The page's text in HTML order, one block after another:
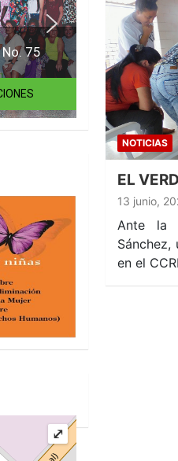
NOTICIAS
EL
13 junio,
Ante la
en el
75
⤢